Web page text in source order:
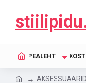
PEALEHT
AKSESSUAARID